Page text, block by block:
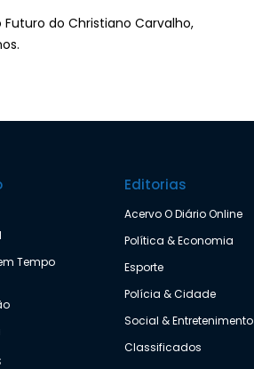
do Christiano Carvalho,
Tempo
Editorias
Acervo O Diário Online
Política & Economia
Esporte
Polícia & Cidade
Social & Entretenimento
Classificados